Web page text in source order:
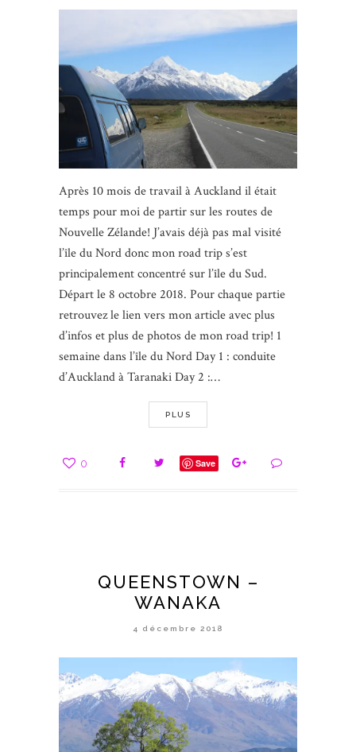
Après 10 mois de travail à Auckland il était
temps pour moi de partir sur les routes de
Nouvelle Zélande! J’avais déjà pas mal visité
l’île du Nord donc mon road trip s’est
principalement concentré sur l’île du Sud.
Départ le 8 octobre 2018. Pour chaque partie
retrouvez le lien vers mon article avec plus
d’infos et plus de photos de mon road trip! 1
semaine dans l’île du Nord Day 1 : conduite
d’Auckland à Taranaki Day 2 :…
PLUS
0 Save
QUEENSTOWN –
WANAKA
4 décembre 2018